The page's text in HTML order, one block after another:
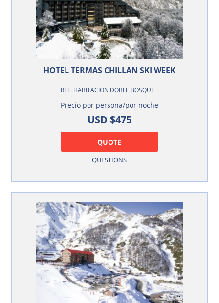
HOTEL TERMAS CHILLAN SKI WEEK
REF. HABITACIÓN DOBLE BOSQUE
Precio por persona/por noche
USD $475
QUOTE
QUESTIONS